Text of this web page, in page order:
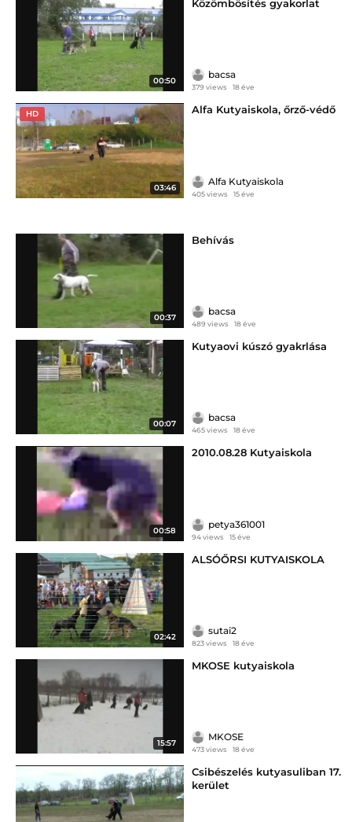
00:50
Közömbösítés gyakorlat
bacsa
379 views 18 éve
HD
03:46
Alfa Kutyaiskola, őrző-védő
Alfa Kutyaiskola
405 views 15 éve
00:37
Behívás
bacsa
489 views 18 éve
00:07
Kutyaovi kúszó gyakrlása
bacsa
465 views 18 éve
00:58
2010.08.28 Kutyaiskola
petya361001
94 views 15 éve
02:42
ALSÓŐRSI KUTYAISKOLA
sutai2
823 views 18 éve
15:57
MKOSE kutyaiskola
MKOSE
473 views 18 éve
Csibészelés kutyasuliban 17.
kerület